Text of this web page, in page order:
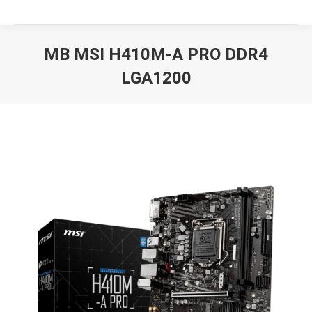
MB MSI H410M-A PRO DDR4
LGA1200